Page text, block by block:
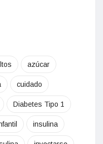
azúcar
cuidado
Diabetes Tipo 1
insulina